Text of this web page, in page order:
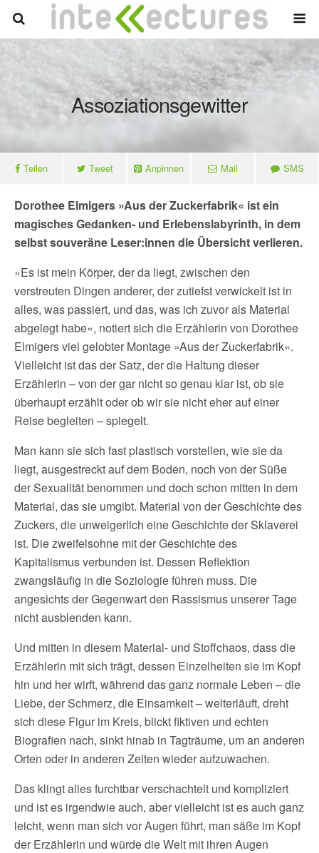
Assoziationsgewitter
Teilen Tweet Anpinnen Mail SMS
Dorothee Elmigers »Aus der Zuckerfabrik« ist ein
magisches Gedanken- und Erlebenslabyrinth, in dem
selbst souveräne Leser:innen die Übersicht verlieren.
»Es ist mein Körper, der da liegt, zwischen den
verstreuten Dingen anderer, der zutiefst verwickelt ist in
alles, was passiert, und das, was ich zuvor als Material
abgelegt habe«, notiert sich die Erzählerin von Dorothee
Elmigers viel gelobter Montage »Aus der Zuckerfabrik«.
Vielleicht ist das der Satz, der die Haltung dieser
Erzählerin – von der gar nicht so genau klar ist, ob sie
überhaupt erzählt oder ob wir sie nicht eher auf einer
Reise begleiten – spiegelt.
Man kann sie sich fast plastisch vorstellen, wie sie da
liegt, ausgestreckt auf dem Boden, noch von der Süße
der Sexualität benommen und doch schon mitten in dem
Material, das sie umgibt. Material von der Geschichte des
Zuckers, die unweigerlich eine Geschichte der Sklaverei
ist. Die zweifelsohne mit der Geschichte des
Kapitalismus verbunden ist. Dessen Reflektion
zwangsläufig in die Soziologie führen muss. Die
angesichts der Gegenwart den Rassismus unserer Tage
nicht ausblenden kann.
Und mitten in diesem Material- und Stoffchaos, dass die
Erzählerin mit sich trägt, dessen Einzelheiten sie im Kopf
hin und her wirft, während das ganz normale Leben – die
Liebe, der Schmerz, die Einsamkeit – weiterläuft, dreht
sich diese Figur im Kreis, blickt fiktiven und echten
Biografien nach, sinkt hinab in Tagträume, um an anderen
Orten oder in anderen Zeiten wieder aufzuwachen.
Das klingt alles furchtbar verschachtelt und kompliziert
und ist es irgendwie auch, aber vielleicht ist es auch ganz
leicht, wenn man sich vor Augen führt, man säße im Kopf
der Erzählerin und würde die Welt mit ihren Augen